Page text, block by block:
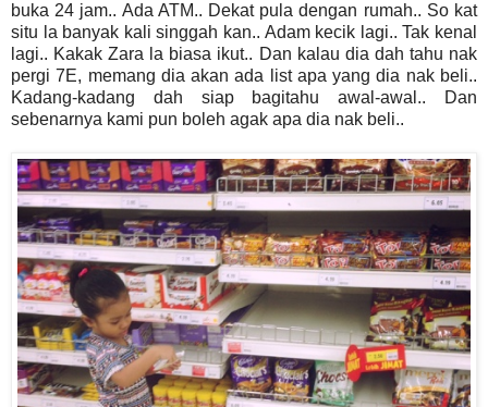
buka 24 jam.. Ada ATM.. Dekat pula dengan rumah.. So kat
situ la banyak kali singgah kan.. Adam kecik lagi.. Tak kenal
lagi.. Kakak Zara la biasa ikut.. Dan kalau dia dah tahu nak
pergi 7E, memang dia akan ada list apa yang dia nak beli..
Kadang-kadang dah siap bagitahu awal-awal.. Dan
sebenarnya kami pun boleh agak apa dia nak beli..